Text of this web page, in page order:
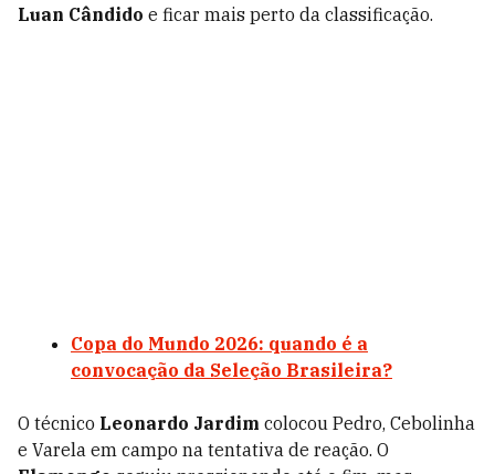
Luan Cândido e ficar mais perto da classificação.
Copa do Mundo 2026: quando é a
convocação da Seleção Brasileira?
O técnico Leonardo Jardim colocou Pedro, Cebolinha
e Varela em campo na tentativa de reação. O